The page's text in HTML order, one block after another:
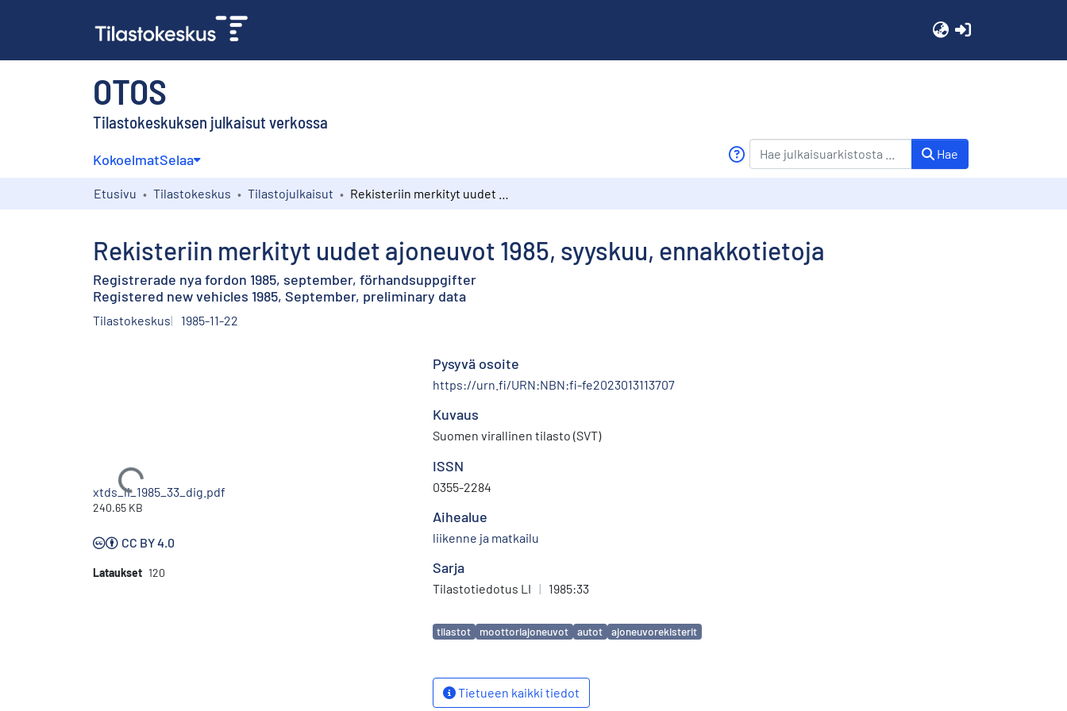
OTOS
Tilastokeskuksen julkaisut verkossa
KokoelmatSelaa Hae
Etusivu Tilastokeskus Tilastojulkaisut
Rekisteriin merkityt uudet ajoneuvot 1985, syyskuu, ennakkotietoja
Registrerade nya fordon 1985, september, förhandsuppgifter
Registered new vehicles 1985, September, preliminary data
Tilastokeskus 1985-11-22
Ladataan...
xtds_li_1985_33_dig.pdf
240.65 KB
CC BY 4.0
Lataukset 120
Pysyvä osoite
https://urn.fi/URN:NBN:fi-fe2023013113707
Kuvaus
Suomen virallinen tilasto (SVT)
ISSN
0355-2284
Aihealue
liikenne ja matkailu
Sarja
Tilastotiedotus LI | 1985:33
Avainsanat
tilastot moottoriajoneuvot autot ajoneuvorekisterit
Tietueen kaikki tiedot